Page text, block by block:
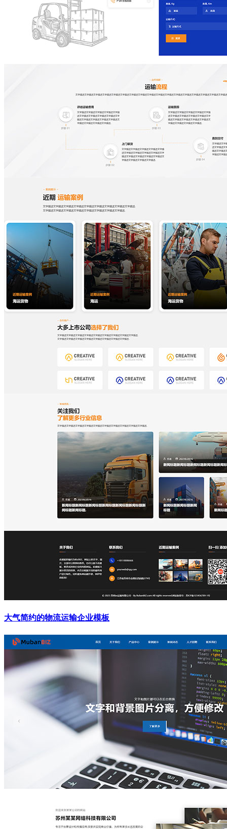
大气简约的物流运输企业模板